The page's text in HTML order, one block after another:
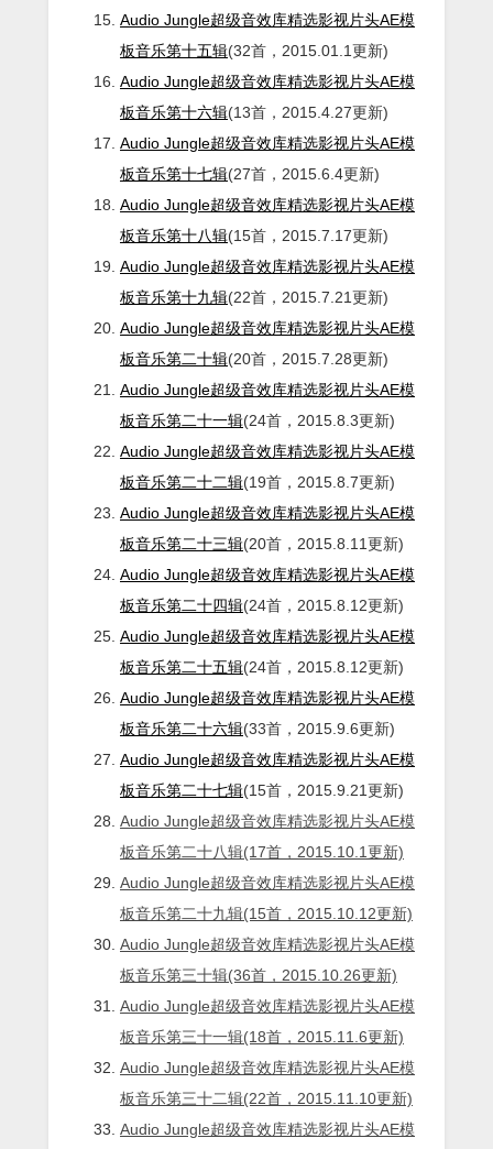
Audio Jungle超级音效库精选影视片头AE模
板音乐第十五辑(32首，2015.01.1更新)
Audio Jungle超级音效库精选影视片头AE模
板音乐第十六辑(13首，2015.4.27更新)
Audio Jungle超级音效库精选影视片头AE模
板音乐第十七辑(27首，2015.6.4更新)
Audio Jungle超级音效库精选影视片头AE模
板音乐第十八辑(15首，2015.7.17更新)
Audio Jungle超级音效库精选影视片头AE模
板音乐第十九辑(22首，2015.7.21更新)
Audio Jungle超级音效库精选影视片头AE模
板音乐第二十辑(20首，2015.7.28更新)
Audio Jungle超级音效库精选影视片头AE模
板音乐第二十一辑(24首，2015.8.3更新)
Audio Jungle超级音效库精选影视片头AE模
板音乐第二十二辑(19首，2015.8.7更新)
Audio Jungle超级音效库精选影视片头AE模
板音乐第二十三辑(20首，2015.8.11更新)
Audio Jungle超级音效库精选影视片头AE模
板音乐第二十四辑(24首，2015.8.12更新)
Audio Jungle超级音效库精选影视片头AE模
板音乐第二十五辑(24首，2015.8.12更新)
Audio Jungle超级音效库精选影视片头AE模
板音乐第二十六辑(33首，2015.9.6更新)
Audio Jungle超级音效库精选影视片头AE模
板音乐第二十七辑(15首，2015.9.21更新)
Audio Jungle超级音效库精选影视片头AE模
板音乐第二十八辑(17首，2015.10.1更新)
Audio Jungle超级音效库精选影视片头AE模
板音乐第二十九辑(15首，2015.10.12更新)
Audio Jungle超级音效库精选影视片头AE模
板音乐第三十辑(36首，2015.10.26更新)
Audio Jungle超级音效库精选影视片头AE模
板音乐第三十一辑(18首，2015.11.6更新)
Audio Jungle超级音效库精选影视片头AE模
板音乐第三十二辑(22首，2015.11.10更新)
Audio Jungle超级音效库精选影视片头AE模